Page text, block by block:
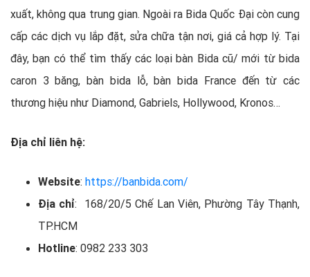
xuất, không qua trung gian. Ngoài ra Bida Quốc Đại còn cung
cấp các dịch vụ lắp đặt, sửa chữa tận nơi, giá cả hợp lý. Tại
đây, bạn có thể tìm thấy các loại bàn Bida cũ/ mới từ bida
caron 3 băng, bàn bida lỗ, bàn bida France đến từ các
thương hiệu như Diamond, Gabriels, Hollywood, Kronos…
Địa chỉ liên hệ:
Website: https://banbida.com/
Địa chỉ: 168/20/5 Chế Lan Viên, Phường Tây Thạnh,
TP.HCM
Hotline: 0982 233 303